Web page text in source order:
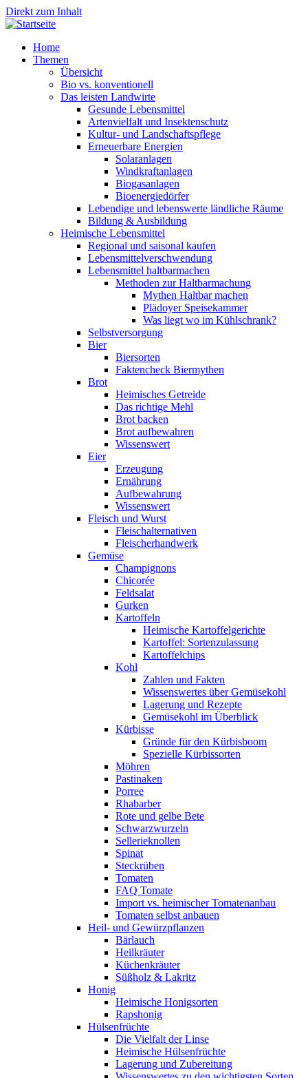
Direkt zum Inhalt
Home
Themen
Übersicht
Bio vs. konventionell
Das leisten Landwirte
Gesunde Lebensmittel
Artenvielfalt und Insektenschutz
Kultur- und Landschaftspflege
Erneuerbare Energien
Solaranlagen
Windkraftanlagen
Biogasanlagen
Bioenergiedörfer
Lebendige und lebenswerte ländliche Räume
Bildung & Ausbildung
Heimische Lebensmittel
Regional und saisonal kaufen
Lebensmittelverschwendung
Lebensmittel haltbarmachen
Methoden zur Haltbarmachung
Mythen Haltbar machen
Plädoyer Speisekammer
Was liegt wo im Kühlschrank?
Selbstversorgung
Bier
Biersorten
Faktencheck Biermythen
Brot
Heimisches Getreide
Das richtige Mehl
Brot backen
Brot aufbewahren
Wissenswert
Eier
Erzeugung
Ernährung
Aufbewahrung
Wissenswert
Fleisch und Wurst
Fleischalternativen
Fleischerhandwerk
Gemüse
Champignons
Chicorée
Feldsalat
Gurken
Kartoffeln
Heimische Kartoffelgerichte
Kartoffel: Sortenzulassung
Kartoffelchips
Kohl
Zahlen und Fakten
Wissenswertes über Gemüsekohl
Lagerung und Rezepte
Gemüsekohl im Überblick
Kürbisse
Gründe für den Kürbisboom
Spezielle Kürbissorten
Möhren
Pastinaken
Porree
Rhabarber
Rote und gelbe Bete
Schwarzwurzeln
Sellerieknollen
Spinat
Steckrüben
Tomaten
FAQ Tomate
Import vs. heimischer Tomatenanbau
Tomaten selbst anbauen
Heil- und Gewürzpflanzen
Bärlauch
Heilkräuter
Küchenkräuter
Süßholz & Lakritz
Honig
Heimische Honigsorten
Rapshonig
Hülsenfrüchte
Die Vielfalt der Linse
Heimische Hülsenfrüchte
Lagerung und Zubereitung